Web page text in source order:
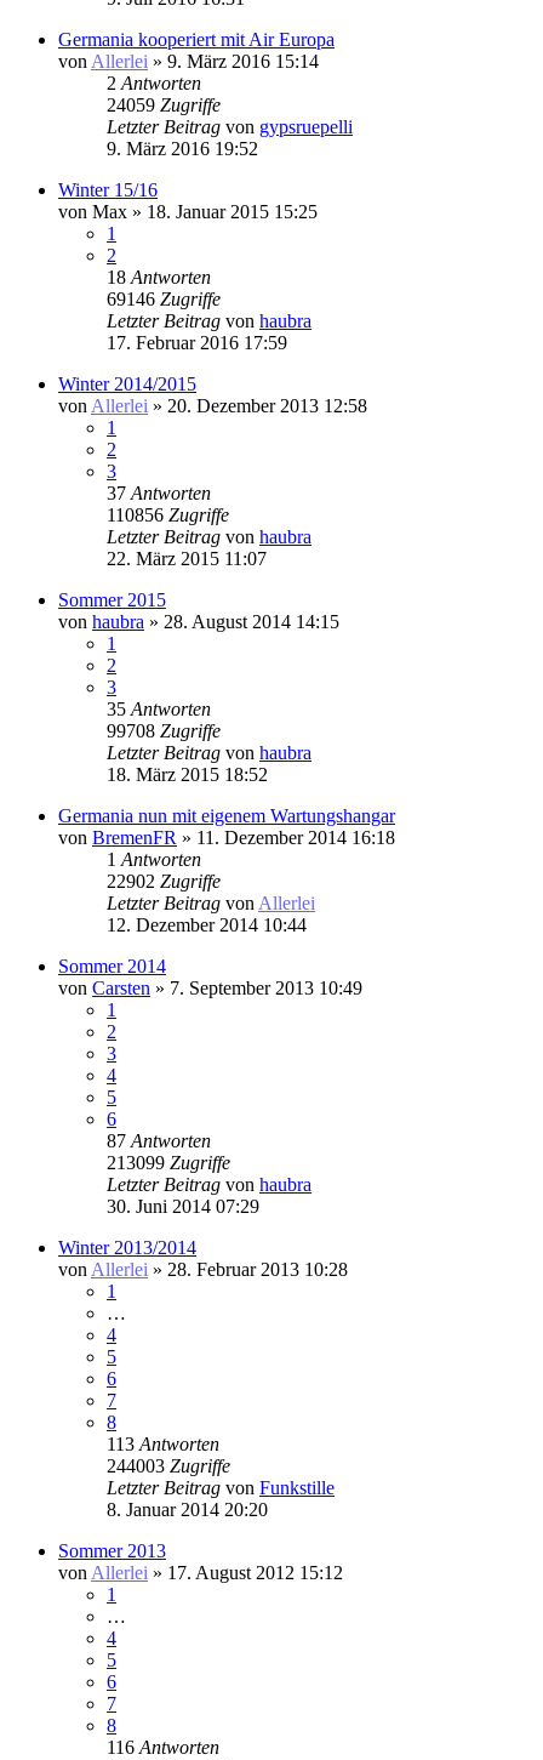
Germania kooperiert mit Air Europa
von Allerlei » 9. März 2016 15:14
2 Antworten
24059 Zugriffe
Letzter Beitrag von gypsruepelli
9. März 2016 19:52
Winter 15/16
von Max » 18. Januar 2015 15:25
1
2
18 Antworten
69146 Zugriffe
Letzter Beitrag von haubra
17. Februar 2016 17:59
Winter 2014/2015
von Allerlei » 20. Dezember 2013 12:58
1
2
3
37 Antworten
110856 Zugriffe
Letzter Beitrag von haubra
22. März 2015 11:07
Sommer 2015
von haubra » 28. August 2014 14:15
1
2
3
35 Antworten
99708 Zugriffe
Letzter Beitrag von haubra
18. März 2015 18:52
Germania nun mit eigenem Wartungshangar
von BremenFR » 11. Dezember 2014 16:18
1 Antworten
22902 Zugriffe
Letzter Beitrag von Allerlei
12. Dezember 2014 10:44
Sommer 2014
von Carsten » 7. September 2013 10:49
1
2
3
4
5
6
87 Antworten
213099 Zugriffe
Letzter Beitrag von haubra
30. Juni 2014 07:29
Winter 2013/2014
von Allerlei » 28. Februar 2013 10:28
1
…
4
5
6
7
8
113 Antworten
244003 Zugriffe
Letzter Beitrag von Funkstille
8. Januar 2014 20:20
Sommer 2013
von Allerlei » 17. August 2012 15:12
1
…
4
5
6
7
8
116 Antworten